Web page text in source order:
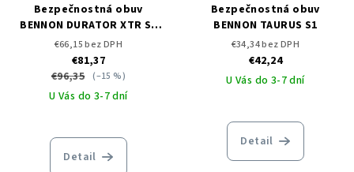
Bezpečnostná obuv
BENNON DURATOR XTR S3
NM High
€66,15 bez DPH
€81,37
€96,35 (–15 %)
U Vás do 3-7 dní
Detail
Bezpečnostná obuv
BENNON TAURUS S1
€34,34 bez DPH
€42,24
U Vás do 3-7 dní
Detail